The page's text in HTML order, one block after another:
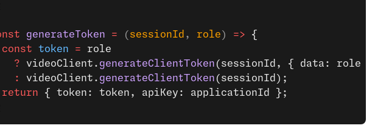
generateToken = ( sessionId , role ) => {
const
token = role
?
videoClient. generateClientToken (sessionId, { data: role })
:
videoClient. generateClientToken (sessionId);
return
{ token: token, apiKey: applicationId };